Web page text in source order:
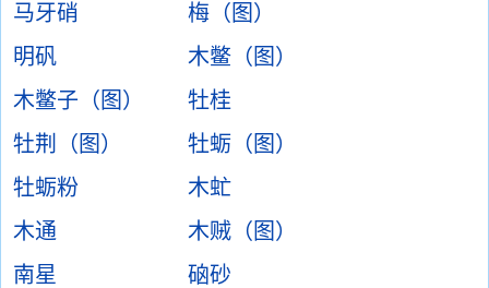
马牙硝
梅（图）
明矾
木鳖（图）
木鳖子（图）
牡桂
牡荆（图）
牡蛎（图）
牡蛎粉
木虻
木通
木贼（图）
南星
硇砂